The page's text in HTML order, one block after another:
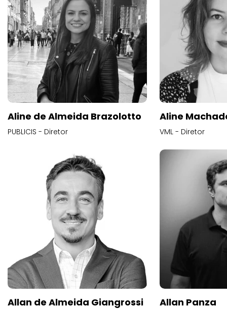
Aline de Almeida Brazolotto
PUBLICIS - Diretor
Aline
VML - Diretor
Allan de Almeida Giangrossi Allan Panza